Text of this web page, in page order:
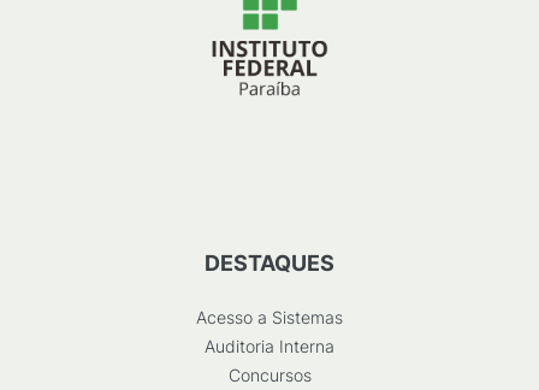
DESTAQUES
Acesso a Sistemas
Auditoria Interna
Concursos